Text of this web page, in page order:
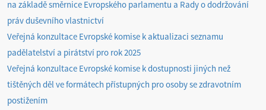
na základě směrnice Evropského parlamentu a Rady o dodržování
práv duševního vlastnictví
Veřejná konzultace Evropské komise k aktualizaci seznamu
padělatelství a pirátství pro rok 2025
Veřejná konzultace Evropské komise k dostupnosti jiných než
tištěných děl ve formátech přístupných pro osoby se zdravotním
postižením